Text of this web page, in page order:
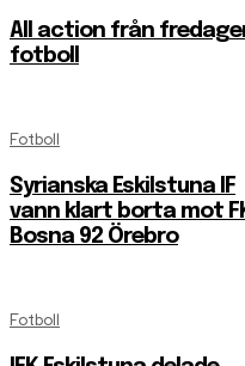
All action från
fotboll
Fotboll
Syrianska Eskilstuna IF
vann klart borta mot
Bosna 92 Örebro
Fotboll